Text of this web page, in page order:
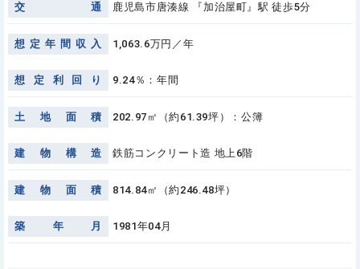
交 通 鹿児島市唐湊線 『加治屋町』駅 徒歩5分
想 定 年 間 収 入 1,063.6万円／年
想 定 利 回 り 9.24％：年間
土 地 面 積 202.97㎡（約61.39坪）：公簿
建 物 構 造 鉄筋コンクリート造 地上6階
建 物 面 積 814.84㎡（約246.48坪）
築 年 月 1981年04月